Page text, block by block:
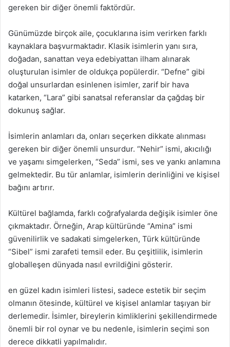
gereken bir diğer önemli faktördür.
Günümüzde birçok aile, çocuklarına isim verirken farklı
kaynaklara başvurmaktadır. Klasik isimlerin yanı sıra,
doğadan, sanattan veya edebiyattan ilham alınarak
oluşturulan isimler de oldukça popülerdir. “Defne” gibi
doğal unsurlardan esinlenen isimler, zarif bir hava
katarken, “Lara” gibi sanatsal referanslar da çağdaş bir
dokunuş sağlar.
İsimlerin anlamları da, onları seçerken dikkate alınması
gereken bir diğer önemli unsurdur. “Nehir” ismi, akıcılığı
ve yaşamı simgelerken, “Seda” ismi, ses ve yankı anlamına
gelmektedir. Bu tür anlamlar, isimlerin derinliğini ve kişisel
bağını artırır.
Kültürel bağlamda, farklı coğrafyalarda değişik isimler öne
çıkmaktadır. Örneğin, Arap kültüründe “Amina” ismi
güvenilirlik ve sadakati simgelerken, Türk kültüründe
“Sibel” ismi zarafeti temsil eder. Bu çeşitlilik, isimlerin
globalleşen dünyada nasıl evrildiğini gösterir.
en güzel kadın isimleri listesi, sadece estetik bir seçim
olmanın ötesinde, kültürel ve kişisel anlamlar taşıyan bir
derlemedir. İsimler, bireylerin kimliklerini şekillendirmede
önemli bir rol oynar ve bu nedenle, isimlerin seçimi son
derece dikkatli yapılmalıdır.